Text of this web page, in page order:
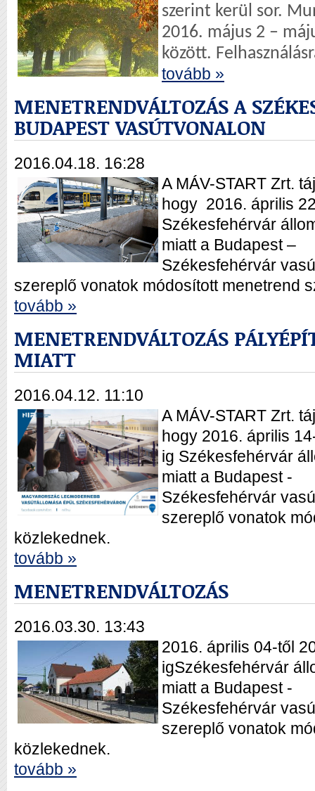
szerint kerül sor.
2016. május 2 –
között.
tovább »
MENETRENDVÁLTOZÁS A
BUDAPEST VASÚTVONALON
2016.04.18. 16:28
A MÁV-START Zrt.
hogy 2016. április
Székesfehérvár
miatt a Budapest –
Székesfehérvár
szereplő vonatok módosított menetrend
tovább »
MENETRENDVÁLTOZÁS
MIATT
2016.04.12. 11:10
A MÁV-START Zrt.
hogy 2016. április
ig Székesfehérvár
miatt a Budapest -
Székesfehérvár
szereplő vonatok
közlekednek.
tovább »
MENETRENDVÁLTOZÁS
2016.03.30. 13:43
2016. április 04-től
igSzékesfehérvár
miatt a Budapest -
Székesfehérvár
szereplő vonatok
közlekednek.
tovább »